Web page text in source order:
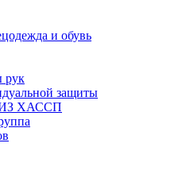
и обувь
рук
защиты
ХАССП